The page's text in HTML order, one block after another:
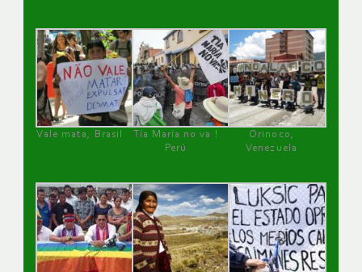
Vale mata, Brasil
Tía María no va !
Perú
Orinoco,
Venezuela